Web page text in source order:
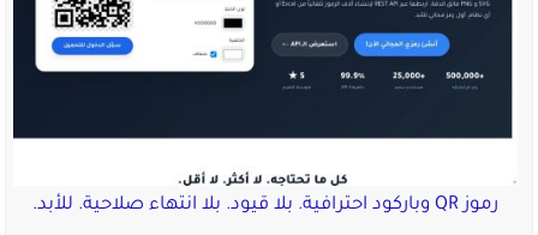
رموز QR وباركود احترافية. بلا قيود. بلا انتهاء صلاحية. للأبد.